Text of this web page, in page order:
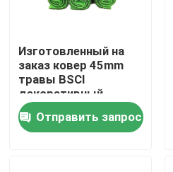
Свяжитесь с нами
Новости
Изготовленный на
заказ ковер 45mm
травы BSCI
декоративный
искусственный без
поддержки 100cm *
100cm
Отправить запрос